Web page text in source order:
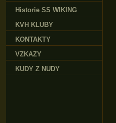
Historie SS WIKING
KVH KLUBY
KONTAKTY
VZKAZY
KUDY Z NUDY